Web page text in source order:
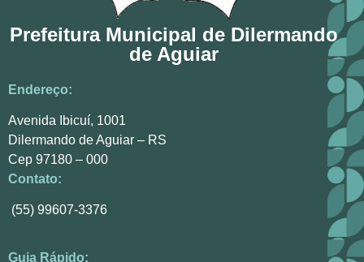
Prefeitura Municipal de Dilermando
de Aguiar
Endereço:
Avenida Ibicuí, 1001
Dilermando de Aguiar – RS
Cep 97180 – 000
Contato:
(55) 99607-3376
Guia Rápido: